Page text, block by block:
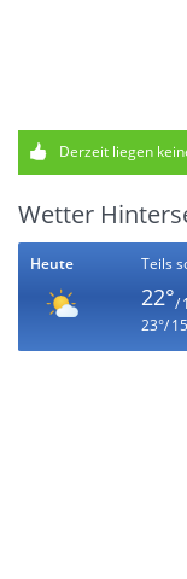
Derzeit liegen
Wetter
Heute Teils
22°/
23°/